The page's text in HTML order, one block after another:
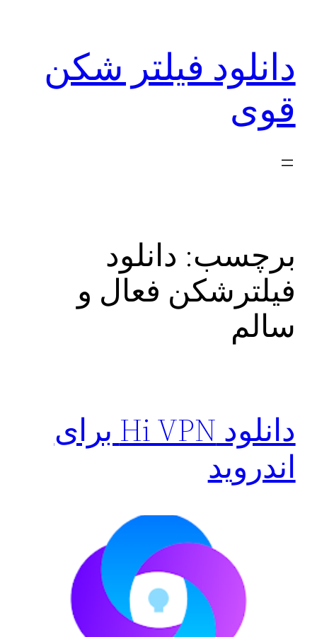
دانلود فیلتر شکن
قوی
برچسب: دانلود
فیلترشکن فعال و
سالم
دانلود Hi VPN برای
اندروید